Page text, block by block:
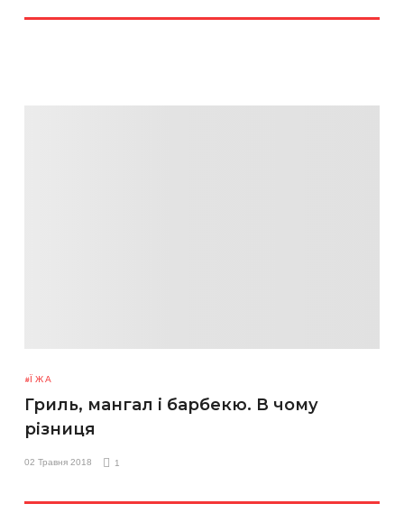
ЇЖА
Гриль, мангал і барбекю. В чому
різниця
02 Травня 2018 1